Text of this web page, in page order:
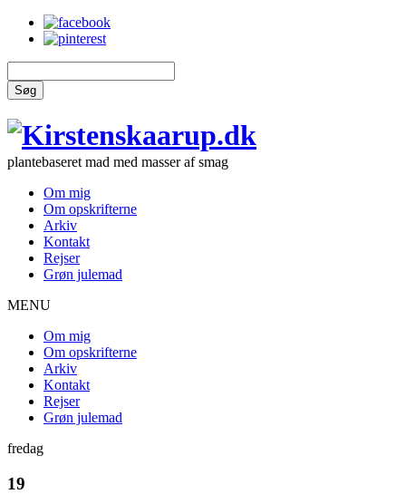
Søg
plantebaseret mad med masser af smag
Om mig
Om opskrifterne
Arkiv
Kontakt
Rejser
Grøn julemad
MENU
Om mig
Om opskrifterne
Arkiv
Kontakt
Rejser
Grøn julemad
fredag
19